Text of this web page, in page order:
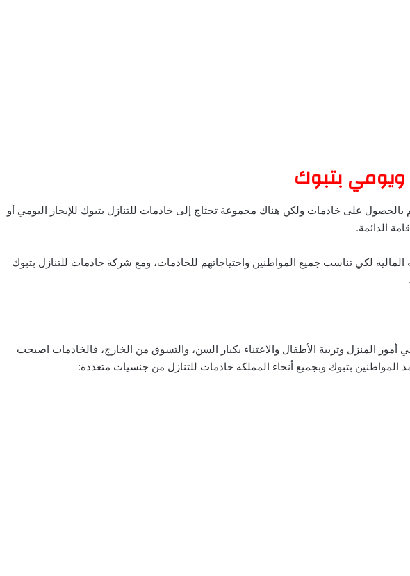
بتبوك
على خادمات ولكن هناك مجموعة تحتاج إلى خادمات للتنازل بتبوك للإيجار اليومي أو
الدائمة.
المالية لكي تناسب جميع المواطنين واحتياجاتهم للخادمات، ومع شركة خادمات للتنازل بتبوك
المنزل وتربية الأطفال والاعتناء بكبار السن، والتسوق من الخارج، فالخادمات اصبحت
بتبوك وبجميع أنحاء المملكة خادمات للتنازل من جنسيات متعددة: